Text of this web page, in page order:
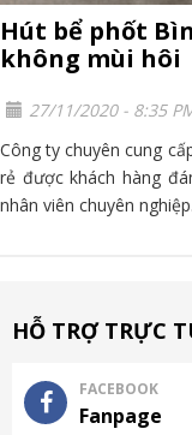
Hút bể phốt
không mùi hôi
27/11/2020 - 8:35
Công ty chuyên cung
rẻ được khách hàng
nhân viên chuyên
HỖ TRỢ TRỰC
FACEBOOK
Fanpage